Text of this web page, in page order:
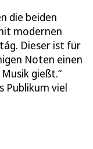
die beiden
modernen
Dieser ist für
Noten einen
gießt.“
Publikum viel